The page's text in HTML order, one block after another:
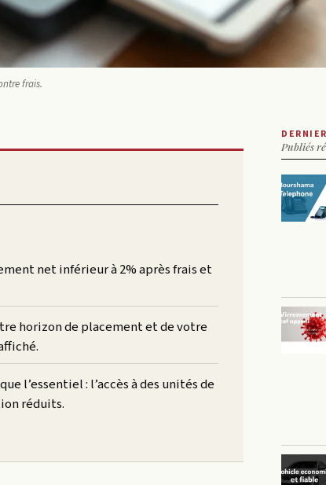
frais.
net inférieur à 2% après frais et
horizon de placement et de votre
l’essentiel : l’accès à des unités de
réduits.
Publiés